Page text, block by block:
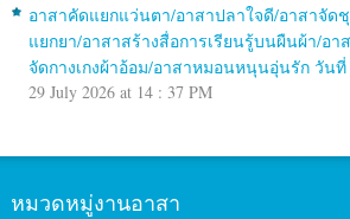
อาสาคัดแยกแว่นตา/อาสาปลาใจดี/อาสาจัด
แยกยา/อาสาสร้างสื่อการเรียนรู้บนผืนผ้า/อ
จัดกางเกงผ้าอ้อม/อาสาหมอนหนุนอุ่นรัก วันที่
29 July 2026 at 14 : 37 PM
หมวดหมู่งานอาสา